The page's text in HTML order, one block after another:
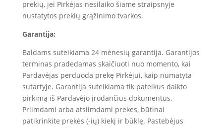
prekių, jei Pirkėjas nesilaiko šiame straipsnyje
nustatytos prekių grąžinimo tvarkos.
Garantija:
Baldams suteikiama 24 mėnesių garantija. Garantijos
terminas pradedamas skaičiuoti nuo momento, kai
Pardavėjas perduoda prekę Pirkėjui, kaip numatyta
sutartyje. Garantija suteikiama tik pateikus daikto
pirkimą iš Pardavėjo įrodančius dokumentus.
Priimdami arba atsiimdami prekes, būtinai
patikrinkite prekės (-ių) kiekį ir būklę. Pastebėjus